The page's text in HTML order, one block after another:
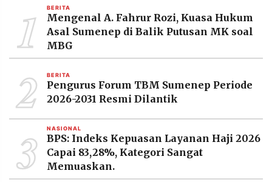
1 BERITA
Mengenal A. Fahrur Rozi, Kuasa Hukum
Asal Sumenep di Balik Putusan MK soal
MBG
2 BERITA
Pengurus Forum TBM Sumenep Periode
2026-2031 Resmi Dilantik
3 NASIONAL
BPS: Indeks Kepuasan Layanan Haji 2026
Capai 83,28%, Kategori Sangat
Memuaskan.